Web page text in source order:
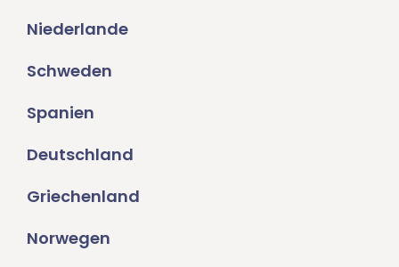
Niederlande
Schweden
Spanien
Deutschland
Griechenland
Norwegen